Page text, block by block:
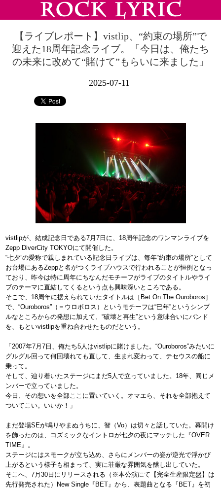
【ライブレポート】vistlip、“約束の場所”で
迎えた18周年記念ライブ。「今日は、俺たち
の未来に改めて“賭けて”もらいに来ました」
2025-07-11
vistlipが、結成記念日である7月7日に、18周年記念のワンマンライブを
Zepp DiverCity TOKYOにて開催した。
“七夕”の愛称で親しまれている記念日ライブは、毎年“約束の場所”として
お台場にあるZeppと名がつくライブハウスで行われることが恒例となっ
ており、昨今は特に周年にちなんだモチーフがライブのタイトルやライ
ブのテーマに直結してくるという点も興味深いところである。
そこで、18周年に据えられていたタイトルは［Bet On The Ouroboros］
で、“Ouroboros”（＝ウロボロス）というモチーフは“巳年”というシンプ
ルなところからの発想に加えて、“破壊と再生”という意味合いにバンド
を、もといvistlipを重ね合わせたものだという。
「2007年7月7日、俺たち5人はvistlipに賭けました。“Ouroboros”みたいに
グルグル回って何回壊れても直して、生まれ変わって、テセウスの船に
乗って。
そして、辿り着いたステージにまだ5人で立っていました。18年、同じメ
ンバーで立っていました。
今日、その想いを全部ここに置いていく。オマエら、それを全部抱えて
ついてこい。いいか！」
まだ登場SEが鳴りやまぬうちに、智（Vo）は切々と話していた。幕開け
を飾ったのは、コズミックなイントロが七夕の夜にマッチした『OVER
TIME』。
ステージにはスモークが立ち込め、さらにメンバーの姿が逆光で浮かび
上がるという様子も相まって、実に荘厳な雰囲気を醸し出していた。
そこへ、7月30日にリリースされる（※本公演にて【完全生産限定盤】は
先行発売された）New Single『BET』から、表題曲となる『BET』を初